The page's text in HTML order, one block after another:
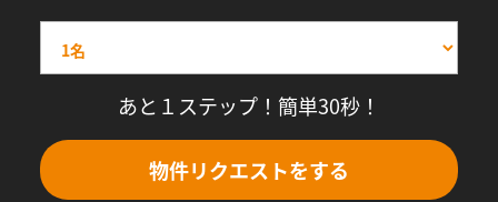
あと１ステップ！簡単30秒！
物件リクエストをする